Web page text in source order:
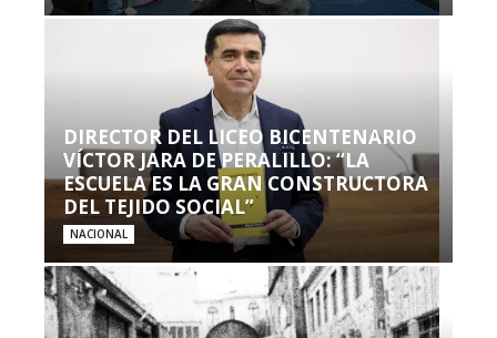
DIRECTOR DEL LICEO BICENTENARIO
VÍCTOR JARA DE PERALILLO: “LA
ESCUELA ES LA GRAN CONSTRUCTORA
DEL TEJIDO SOCIAL”
NACIONAL